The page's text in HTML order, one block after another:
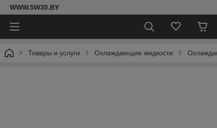
WWW.5W30.BY
Товары и услуги Охлаждающие жидкости